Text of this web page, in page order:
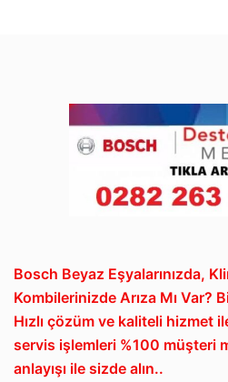
Bosch Beyaz Eşyalarınızda,
Kombilerinizde Arıza Mı Var?
Hızlı çözüm ve kaliteli hizmet
servis işlemleri %100 müşteri
anlayışı ile sizde alın..